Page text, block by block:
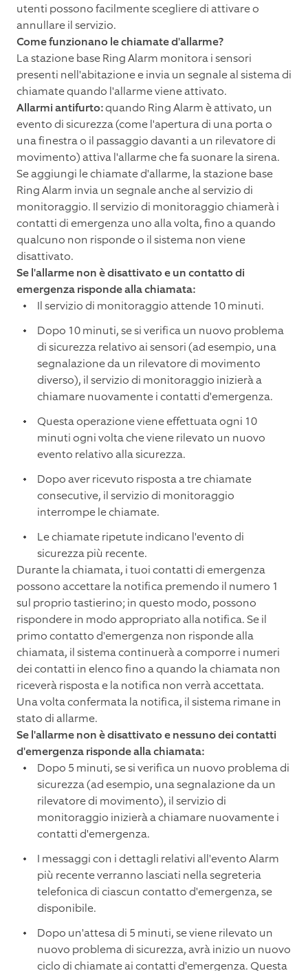
utenti possono facilmente scegliere di attivare o
annullare il servizio.
Come funzionano le chiamate d'allarme?
La stazione base Ring Alarm monitora i sensori
presenti nell'abitazione e invia un segnale al sistema di
chiamate quando l'allarme viene attivato.
Allarmi antifurto:quando Ring Alarm è attivato, un
evento di sicurezza (come l'apertura di una porta o
una finestra o il passaggio davanti a un rilevatore di
movimento) attiva l'allarme che fa suonare la sirena.
Se aggiungi le chiamate d'allarme, la stazione base
Ring Alarm invia un segnale anche al servizio di
monitoraggio. Il servizio di monitoraggio chiamerà i
contatti di emergenza uno alla volta, fino a quando
qualcuno non risponde o il sistema non viene
disattivato.
Se l'allarme non è disattivato e un contatto di
emergenza risponde alla chiamata:
Il servizio di monitoraggio attende 10 minuti.
Dopo 10 minuti, se si verifica un nuovo problema
di sicurezza relativo ai sensori (ad esempio, una
segnalazione da un rilevatore di movimento
diverso), il servizio di monitoraggio inizierà a
chiamare nuovamente i contatti d'emergenza.
Questa operazione viene effettuata ogni 10
minuti ogni volta che viene rilevato un nuovo
evento relativo alla sicurezza.
Dopo aver ricevuto risposta a tre chiamate
consecutive, il servizio di monitoraggio
interrompe le chiamate.
Le chiamate ripetute indicano l'evento di
sicurezza più recente.
Durante la chiamata, i tuoi contatti di emergenza
possono accettare la notifica premendo il numero 1
sul proprio tastierino; in questo modo, possono
rispondere in modo appropriato alla notifica. Se il
primo contatto d'emergenza non risponde alla
chiamata, il sistema continuerà a comporre i numeri
dei contatti in elenco fino a quando la chiamata non
riceverà risposta e la notifica non verrà accettata.
Una volta confermata la notifica, il sistema rimane in
stato di allarme.
Se l'allarme non è disattivato e nessuno dei contatti
d'emergenza risponde alla chiamata:
Dopo 5 minuti, se si verifica un nuovo problema di
sicurezza (ad esempio, una segnalazione da un
rilevatore di movimento), il servizio di
monitoraggio inizierà a chiamare nuovamente i
contatti d'emergenza.
I messaggi con i dettagli relativi all'evento Alarm
più recente verranno lasciati nella segreteria
telefonica di ciascun contatto d'emergenza, se
disponibile.
Dopo un'attesa di 5 minuti, se viene rilevato un
nuovo problema di sicurezza, avrà inizio un nuovo
ciclo di chiamate ai contatti d'emergenza. Questa